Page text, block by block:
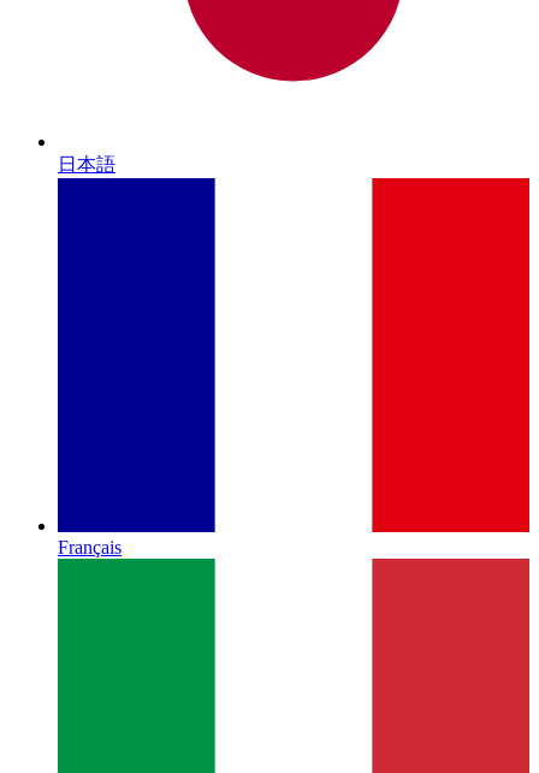
日本語
Français